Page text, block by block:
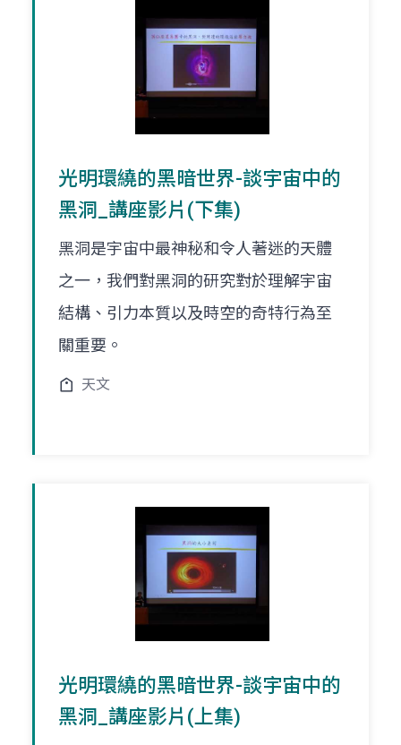
光明環繞的黑暗世界-談宇宙中的
黑洞_講座影片(下集)
黑洞是宇宙中最神秘和令人著迷的天體
之一，我們對黑洞的研究對於理解宇宙
結構、引力本質以及時空的奇特行為至
關重要。
天文
光明環繞的黑暗世界-談宇宙中的
黑洞_講座影片(上集)